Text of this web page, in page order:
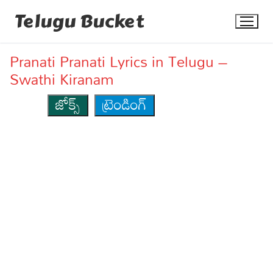
Telugu Bucket
Pranati Pranati Lyrics in Telugu –
Swathi Kiranam
జోక్స్
ట్రెండింగ్